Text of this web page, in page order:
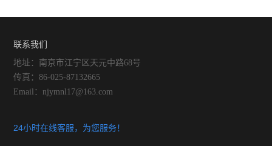
联系我们
地址：南京市江宁区天元中路68号
传真：86-025-87132665
Email：njymnl17@163.com
24小时在线客服，为您服务！